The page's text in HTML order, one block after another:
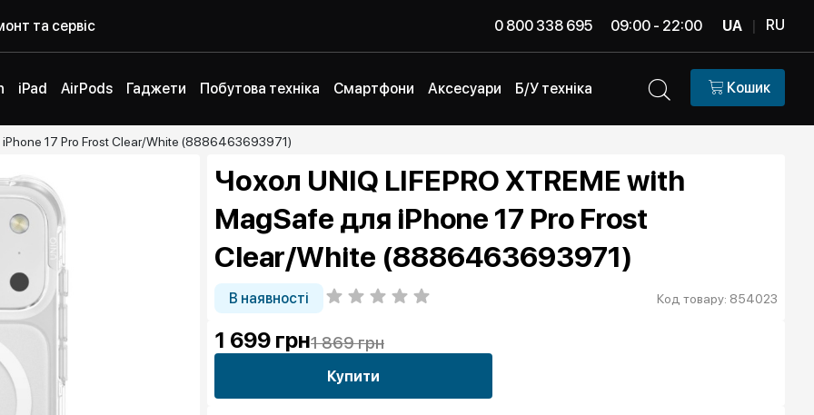
та сервіс 0 800 338 695 09:00 - 22:00 UA | RU
iPad AirPods Гаджети Побутова техніка Смартфони Аксесуари Б/У техніка Кошик
iPhone 17 Pro Frost Clear/White (8886463693971)
Чохол UNIQ LIFEPRO XTREME with
MagSafe для iPhone 17 Pro Frost
Clear/White (8886463693971)
В наявності Код товару: 854023
1 699 грн1 869 грн
Купити